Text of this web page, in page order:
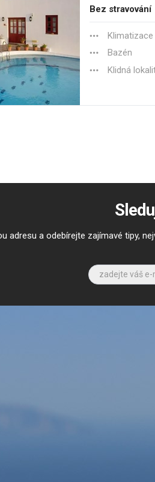
Bez stravování
Bazén
Klidná
adresu a odebírejte zajímavé tipy,